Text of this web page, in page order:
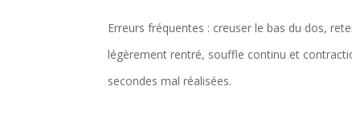
Erreurs fréquentes : creuser le bas du dos,
légèrement rentré, souffle continu et
secondes mal réalisées.